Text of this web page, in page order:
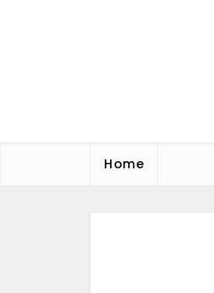
MS Office
Home